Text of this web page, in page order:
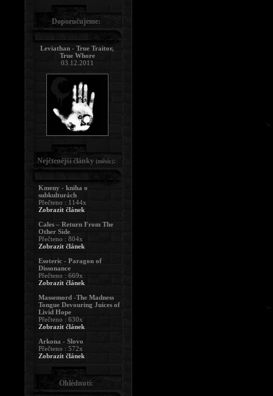
Doporučujeme:
Leviathan - True Traitor,
True Whore
03.12.2011
Nejčtenější články (měsíc):
Kmeny - kniha o
subkulturách
Přečteno : 1144x
Zobrazit článek
Cales – Return From The
Other Side
Přečteno : 804x
Zobrazit článek
Esoteric - Paragon of
Dissonance
Přečteno : 669x
Zobrazit článek
Massemord -The Madness
Tongue Devouring Juices of
Livid Hope
Přečteno : 630x
Zobrazit článek
Arkona - Slovo
Přečteno : 572x
Zobrazit článek
Ohlédnutí: